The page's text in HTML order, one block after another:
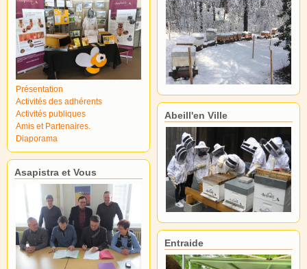
Présentation
Activités des adhérents
Activités publiques
Amis et Partenaires.
Diaporama
Asapistra et Vous
Abeill'en Ville
Entraide